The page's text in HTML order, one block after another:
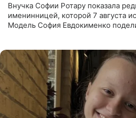
Внучка Софии Ротару показала
именинницей, которой 7 августа
Модель София Евдокименко